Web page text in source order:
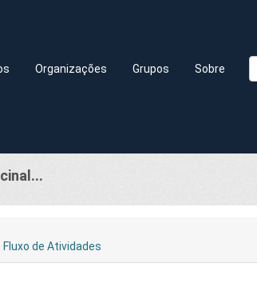
Organizações Grupos Sobre
Fluxo de Atividades